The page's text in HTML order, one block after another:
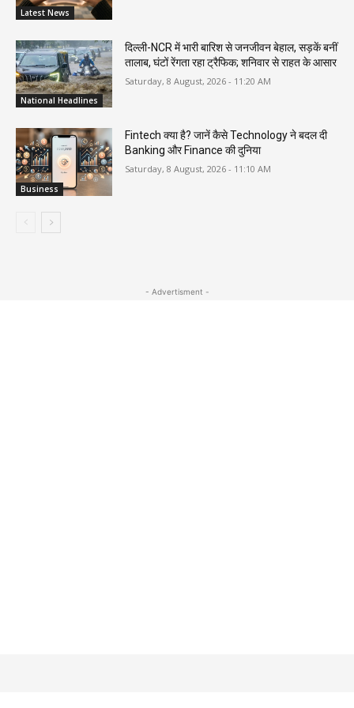
Latest News
National Headlines
दिल्ली-NCR में भारी बारिश से जनजीवन बेहाल, सड़कें बनीं
तालाब, घंटों रेंगता रहा ट्रैफिक; शनिवार से राहत के आसार
Saturday, 8 August, 2026 - 11:20 AM
Business
Fintech क्या है? जानें कैसे Technology ने बदल दी
Banking और Finance की दुनिया
Saturday, 8 August, 2026 - 11:10 AM
- Advertisment -